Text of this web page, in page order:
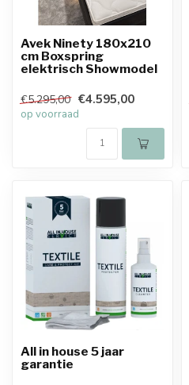
Avek Ninety 180x210
cm Boxspring
elektrisch Showmodel
€5.295,00 €4.595,00
op voorraad
All in house 5 jaar
garantie